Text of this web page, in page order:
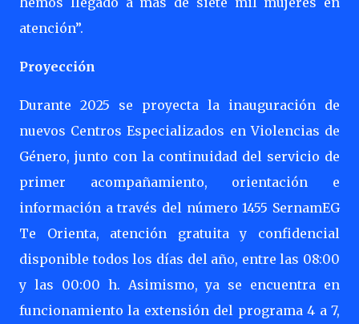
atención”.
Proyección
Durante 2025 se proyecta la inauguración de
nuevos Centros Especializados en Violencias de
Género, junto con la continuidad del servicio de
primer acompañamiento, orientación e
información a través del número 1455 SernamEG
Te Orienta, atención gratuita y confidencial
disponible todos los días del año, entre las 08:00
y las 00:00 h. Asimismo, ya se encuentra en
funcionamiento la extensión del programa 4 a 7,